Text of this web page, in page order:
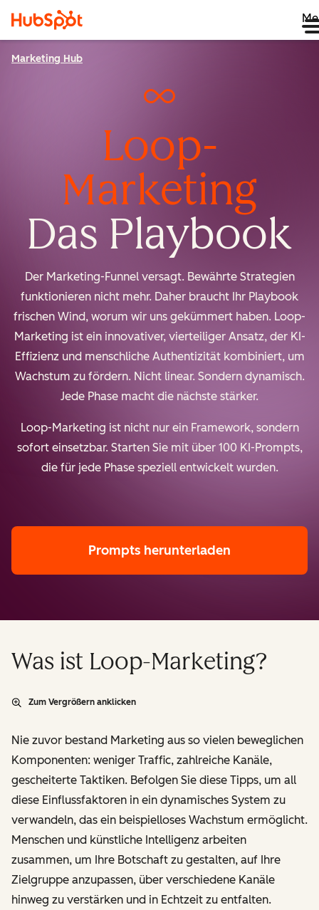
Marketing Hub
Loop-
Marketing
Das Playbook
Der Marketing-Funnel versagt. Bewährte Strategien
funktionieren nicht mehr. Daher braucht Ihr Playbook
frischen Wind, worum wir uns gekümmert haben. Loop-
Marketing ist ein innovativer, vierteiliger Ansatz, der KI-
Effizienz und menschliche Authentizität kombiniert, um
Wachstum zu fördern. Nicht linear. Sondern dynamisch.
Jede Phase macht die nächste stärker.
Loop-Marketing ist nicht nur ein Framework, sondern
sofort einsetzbar. Starten Sie mit über 100 KI-Prompts,
die für jede Phase speziell entwickelt wurden.
Prompts herunterladen
Was ist Loop-Marketing?
Zum Vergrößern anklicken
Nie zuvor bestand Marketing aus so vielen beweglichen
Komponenten: weniger Traffic, zahlreiche Kanäle,
gescheiterte Taktiken. Befolgen Sie diese Tipps, um all
diese Einflussfaktoren in ein dynamisches System zu
verwandeln, das ein beispielloses Wachstum ermöglicht.
Menschen und künstliche Intelligenz arbeiten
zusammen, um Ihre Botschaft zu gestalten, auf Ihre
Zielgruppe anzupassen, über verschiedene Kanäle
hinweg zu verstärken und in Echtzeit zu entfalten.